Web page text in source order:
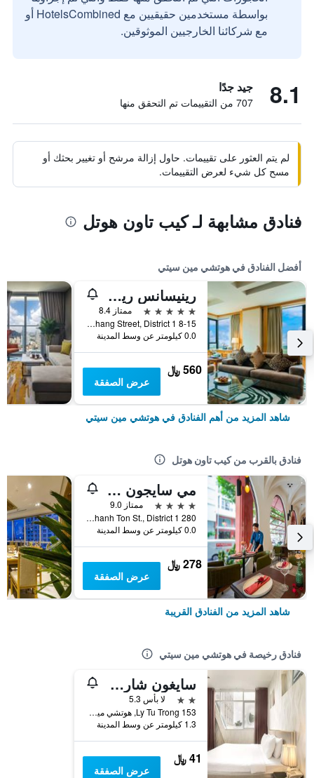
بواسطة مستخدمين حقيقيين مع HotelsCombined أو
مع شركائنا الخارجيين الموثوقين.
8.1 جيد جدًا
707 من التقييمات تم التحقق منها
لم يتم العثور على تقييمات. حاول إزالة مرشح أو تغيير بحثك أو
مسح كل شيء لعرض التقييمات.
فنادق مشابهة لـ كيب تاون هوتل
أفضل الفنادق في هوتشي مين سيتي
رينيسانس ريفرسايد هوتل سايجون
5 نجوم
ممتاز 8.4
8-15 Ton Duc Thang Street, District 1, هوتشي مين سيتي, فيتنام
0.0 كيلومتر عن وسط المدينة
560 ﷼
عرض الصفقة
شاهد المزيد من أهم الفنادق في هوتشي مين سيتي
فنادق بالقرب من كيب تاون هوتل
مي سايجون بوتيك هوتل
4 نجوم
ممتاز 9.0
280 Le Thanh Ton St., District 1, هوتشي مين سيتي, فيتنام
0.0 كيلومتر عن وسط المدينة
278 ﷼
عرض الصفقة
شاهد المزيد من الفنادق القريبة
فنادق رخيصة في هوتشي مين سيتي
سايغون شارم هوتل
2 نجمتين
لا بأس 5.3
153 Ly Tu Trong, هوتشي مين سيتي, فيتنام
1.3 كيلومتر عن وسط المدينة
41 ﷼
عرض الصفقة